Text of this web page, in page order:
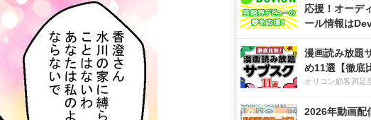
応援！オーデ
ール情報は
漫画読み放題
め11選【徹底
オリコン顧客満足
2026年動画配